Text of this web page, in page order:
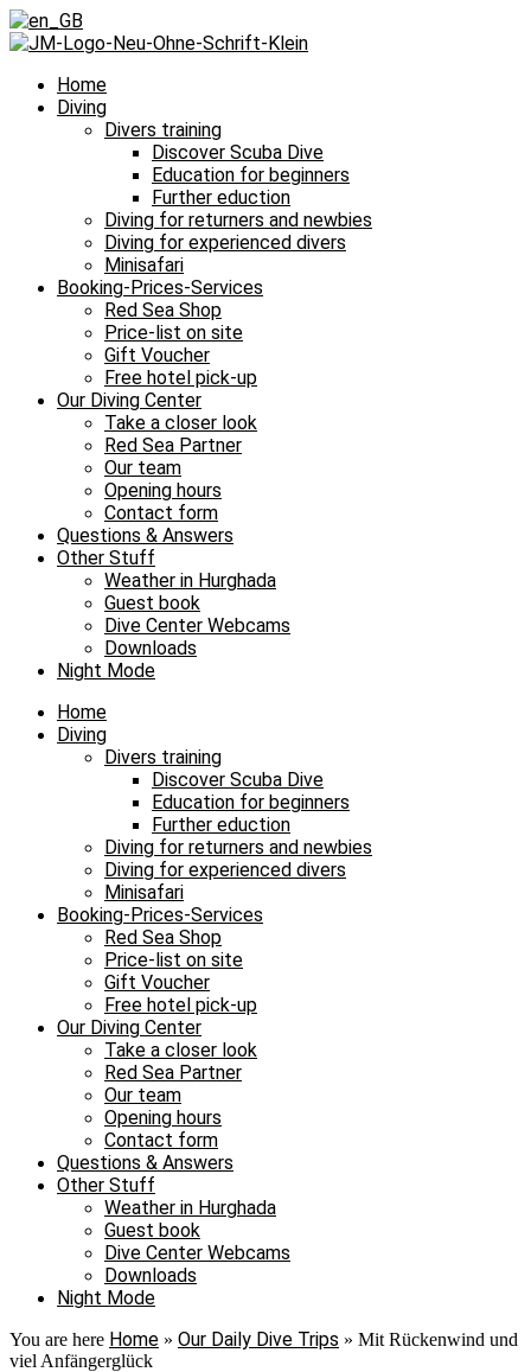
Home
Diving
Divers training
Discover Scuba Dive
Education for beginners
Further eduction
Diving for returners and newbies
Diving for experienced divers
Minisafari
Booking-Prices-Services
Red Sea Shop
Price-list on site
Gift Voucher
Free hotel pick-up
Our Diving Center
Take a closer look
Red Sea Partner
Our team
Opening hours
Contact form
Questions & Answers
Other Stuff
Weather in Hurghada
Guest book
Dive Center Webcams
Downloads
Night Mode
Home
Diving
Divers training
Discover Scuba Dive
Education for beginners
Further eduction
Diving for returners and newbies
Diving for experienced divers
Minisafari
Booking-Prices-Services
Red Sea Shop
Price-list on site
Gift Voucher
Free hotel pick-up
Our Diving Center
Take a closer look
Red Sea Partner
Our team
Opening hours
Contact form
Questions & Answers
Other Stuff
Weather in Hurghada
Guest book
Dive Center Webcams
Downloads
Night Mode
You are here Home » Our Daily Dive Trips » Mit Rückenwind und
viel Anfängerglück